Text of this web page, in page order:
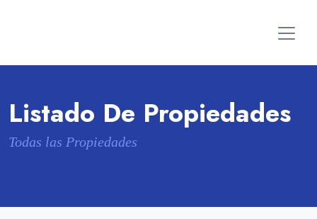
Listado De Propiedades
Todas las Propiedades